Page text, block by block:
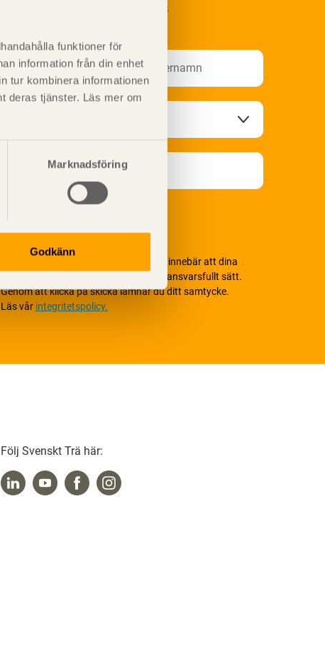
funktioner för
information från din enhet
tur kombinera informationen
deras tjänster. Läs mer om
Marknadsföring
Godkänn
Prenumerera på Svenskt Träs
Vi värnar om personlig integritet vilket innebär att dina
personuppgifter alltid hanteras på ett ansvarsfullt sätt.
Genom att klicka på skicka lämnar du ditt samtycke.
Läs vår integritetspolicy.
Följ Svenskt Trä här: